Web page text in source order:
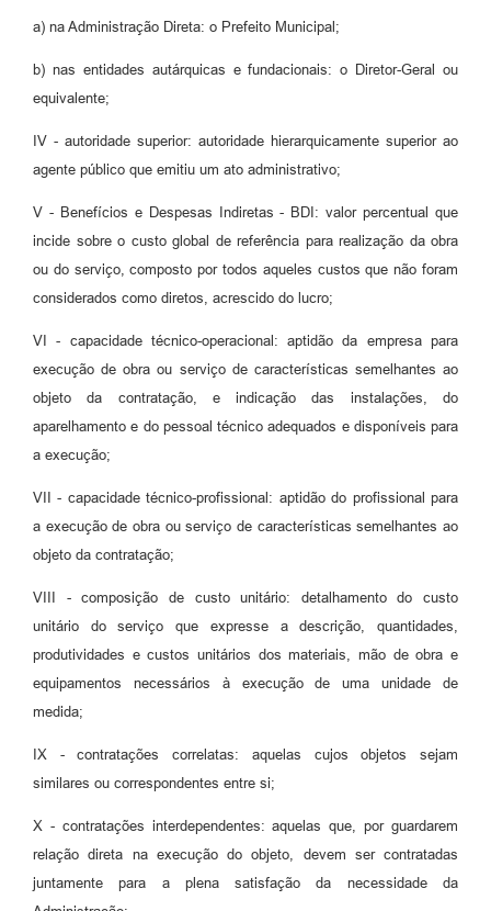
a) na Administração Direta: o Prefeito Municipal;
b) nas entidades autárquicas e fundacionais: o Diretor-Geral ou
equivalente;
IV - autoridade superior: autoridade hierarquicamente superior ao
agente público que emitiu um ato administrativo;
V - Benefícios e Despesas Indiretas - BDI: valor percentual que
incide sobre o custo global de referência para realização da obra
ou do serviço, composto por todos aqueles custos que não foram
considerados como diretos, acrescido do lucro;
VI - capacidade técnico-operacional: aptidão da empresa para
execução de obra ou serviço de características semelhantes ao
objeto da contratação, e indicação das instalações, do
aparelhamento e do pessoal técnico adequados e disponíveis para
a execução;
VII - capacidade técnico-profissional: aptidão do profissional para
a execução de obra ou serviço de características semelhantes ao
objeto da contratação;
VIII - composição de custo unitário: detalhamento do custo
unitário do serviço que expresse a descrição, quantidades,
produtividades e custos unitários dos materiais, mão de obra e
equipamentos necessários à execução de uma unidade de
medida;
IX - contratações correlatas: aquelas cujos objetos sejam
similares ou correspondentes entre si;
X - contratações interdependentes: aquelas que, por guardarem
relação direta na execução do objeto, devem ser contratadas
juntamente para a plena satisfação da necessidade da